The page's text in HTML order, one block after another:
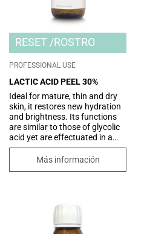
RESET ROSTRO
PROFESSIONAL USE
LACTIC ACID PEEL 30%
Ideal for mature, thin and dry
skin, it restores new hydration
and brightness. Its functions
are similar to those of glycolic
acid yet are effectuated in a
gentler manner. Used to
combat hyperpigmentation,
pores.Suitable for sensitive
Más información